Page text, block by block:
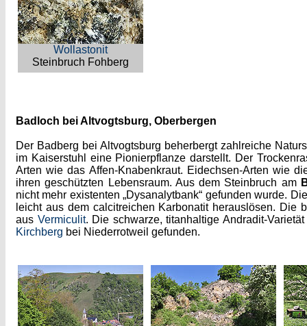
Wollastonit
Steinbruch Fohberg
Badloch bei Altvogtsburg, Oberbergen
Der Badberg bei Altvogtsburg beherbergt zahlreiche
im Kaiserstuhl eine Pionierpflanze darstellt. Der
Arten wie das Affen-Knabenkraut. Eidechsen-Arten wie
ihren geschützten Lebensraum. Aus dem Steinbruch am
nicht mehr existenten „Dysanalytbank“ gefunden wurde.
leicht aus dem calcitreichen Karbonatit herauslösen. Die
aus Vermiculit. Die schwarze, titanhaltige Andradit-
Kirchberg bei Niederrotweil gefunden.